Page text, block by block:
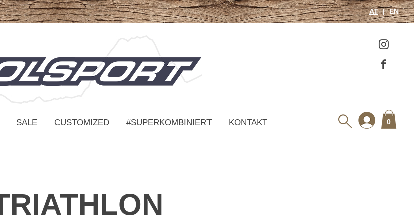
AT EN
SALE CUSTOMIZED #SUPERKOMBINIERT KONTAKT 0